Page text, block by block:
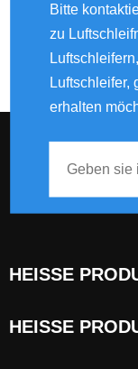
Bitte
zu
Luftschleifer,
erhalten
HEISSE
HEISSE